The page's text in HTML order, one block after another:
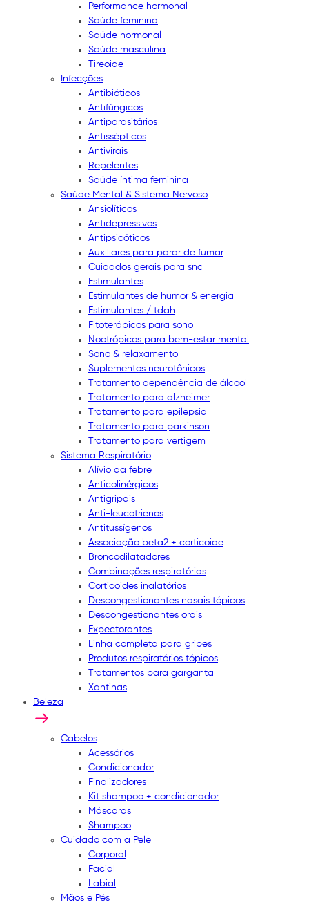
Performance hormonal
Saúde feminina
Saúde hormonal
Saúde masculina
Tireoide
Infecções
Antibióticos
Antifúngicos
Antiparasitários
Antissépticos
Antivirais
Repelentes
Saúde íntima feminina
Saúde Mental & Sistema Nervoso
Ansiolíticos
Antidepressivos
Antipsicóticos
Auxiliares para parar de fumar
Cuidados gerais para snc
Estimulantes
Estimulantes de humor & energia
Estimulantes / tdah
Fitoterápicos para sono
Nootrópicos para bem-estar mental
Sono & relaxamento
Suplementos neurotônicos
Tratamento dependência de álcool
Tratamento para alzheimer
Tratamento para epilepsia
Tratamento para parkinson
Tratamento para vertigem
Sistema Respiratório
Alívio da febre
Anticolinérgicos
Antigripais
Anti-leucotrienos
Antitussígenos
Associação beta2 + corticoide
Broncodilatadores
Combinações respiratórias
Corticoides inalatórios
Descongestionantes nasais tópicos
Descongestionantes orais
Expectorantes
Linha completa para gripes
Produtos respiratórios tópicos
Tratamentos para garganta
Xantinas
Beleza
Cabelos
Acessórios
Condicionador
Finalizadores
Kit shampoo + condicionador
Máscaras
Shampoo
Cuidado com a Pele
Corporal
Facial
Labial
Mãos e Pés